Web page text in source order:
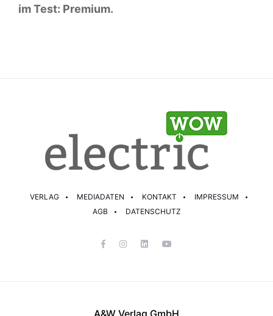
im Test: Premium.
VERLAG MEDIADATEN KONTAKT
IMPRESSUM
AGB
DATENSCHUTZ